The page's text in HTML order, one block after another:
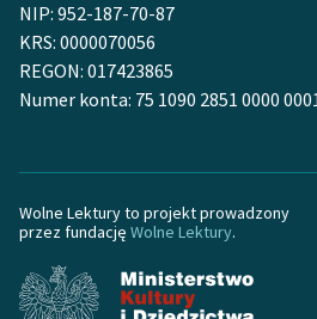
Starego Testamentu
Odkurzamy bohaterów
Szkoła Poezji Wolnych
Kontakt
O projekcie
NIP: 952-187-70-87
KRS: 0000070056
REGON: 017423865
Numer konta: 75 1090 2851 0000
Wolne Lektury to projekt prowadzony
przez fundację Wolne Lektury.